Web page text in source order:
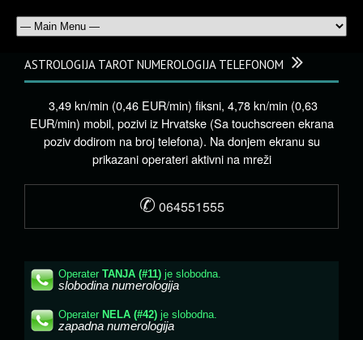
ASTROLOGIJA TAROT NUMEROLOGIJA TELEFONOM
3,49 kn/min (0,46 EUR/min) fiksni, 4,78 kn/min (0,63
EUR/min) mobil, pozivi iz Hrvatske (Sa touchscreen ekrana
poziv dodirom na broj telefona). Na donjem ekranu su
prikazani operateri aktivni na mreži
✆ 064551555